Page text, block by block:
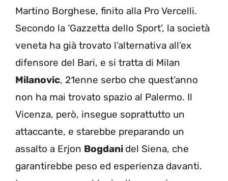
Martino Borghese, finito alla Pro Vercelli.
Secondo la ‘Gazzetta dello Sport’, la società
veneta ha già trovato l’alternativa all’ex
difensore del Bari, e si tratta di Milan
Milanovic, 21enne serbo che quest’anno
non ha mai trovato spazio al Palermo. Il
Vicenza, però, insegue soprattutto un
attaccante, e starebbe preparando un
assalto a Erjon Bogdani del Siena, che
garantirebbe peso ed esperienza davanti.